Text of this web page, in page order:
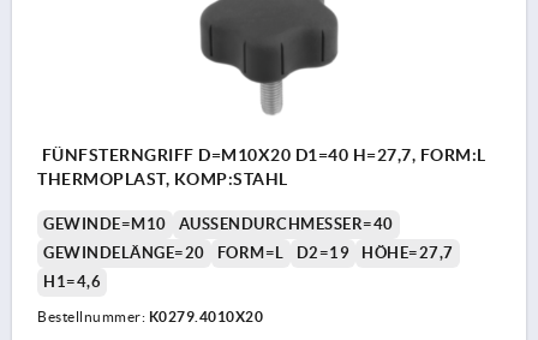
FÜNFSTERNGRIFF D=M10X20 D1=40 H=27,7, FORM:L
THERMOPLAST, KOMP:STAHL
GEWINDE=M10
AUSSENDURCHMESSER=40
GEWINDELÄNGE=20
FORM=L D2=19
HÖHE=27,7
H1=4,6
Bestellnummer: K0279.4010X20